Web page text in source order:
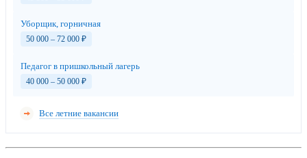
Уборщик, горничная
50 000 – 72 000 ₽
Педагог в пришкольный лагерь
40 000 – 50 000 ₽
Все летние вакансии